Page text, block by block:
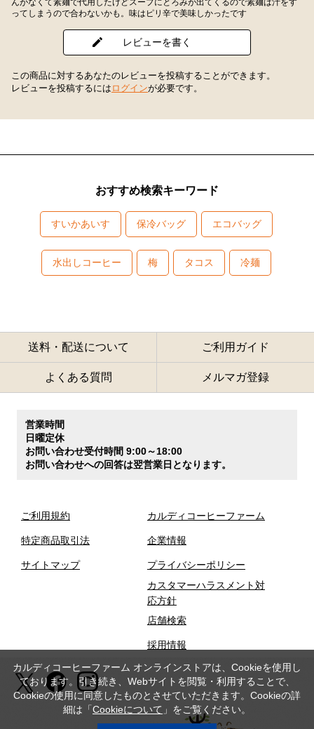
んがなくて素麺で代用したけどスープにとろみが出てくるので素麺は汁をす
ってしまうので合わないかも。味はピリ辛で美味しかったです
レビューを書く
この商品に対するあなたのレビューを投稿することができます。
レビューを投稿するには ログインが必要です。
おすすめ検索キーワード
すいかあいす 保冷バッグ エコバッグ
水出しコーヒー 梅 タコス 冷麺
送料・配送について ご利用ガイド
よくある質問 メルマガ登録
営業時間
日曜定休
お問い合わせ受付時間 9:00～18:00
お問い合わせへの回答は翌営業日となります。
ご利用規約
特定商品取引法
サイトマップ
カルディコーヒーファーム
企業情報
プライバシーポリシー
カスタマーハラスメント対
応方針
店舗検索
採用情報
カルディコーヒーファーム オンラインストアは、Cookieを使用し
ております。引き続き、Webサイトを閲覧・利用することで、
Cookieの使用に同意したものとさせていただきます。Cookieの詳
細は「Cookieについて 」をご覧ください。